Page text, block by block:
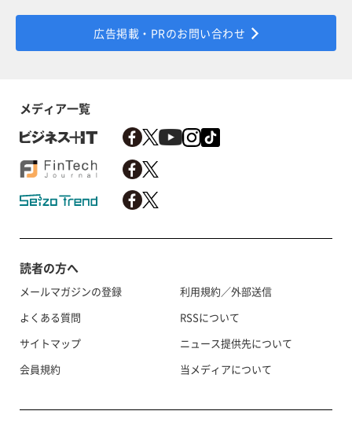
広告掲載・PRのお問い合わせ
メディア一覧
読者の方へ
メールマガジンの登録
よくある質問
サイトマップ
会員規約
利用規約／外部送信
RSSについて
ニュース提供先について
当メディアについて